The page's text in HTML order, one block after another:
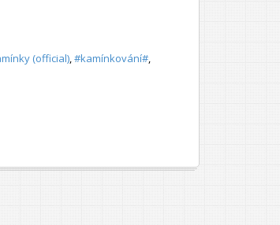
(official) #kamínkování#